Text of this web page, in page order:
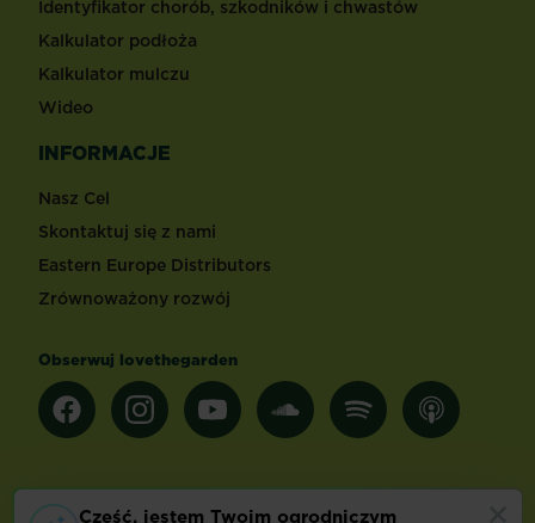
Identyfikator chorób, szkodników i chwastów
Kalkulator podłoża
Kalkulator mulczu
Wideo
INFORMACJE
Nasz Cel
Skontaktuj się z nami
Eastern Europe Distributors
Zrównoważony rozwój
Obserwuj lovethegarden